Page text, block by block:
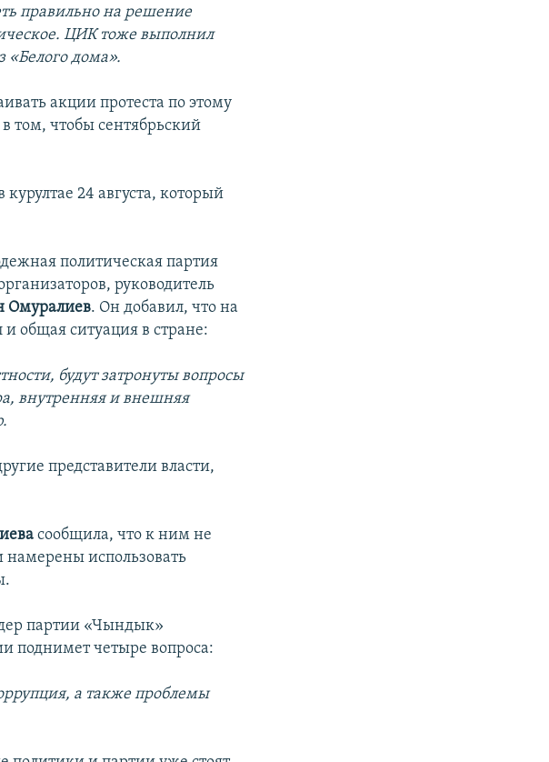
правильно на решение
ЦИК тоже выполнил
«Белого дома».
акции протеста по этому
том, чтобы сентябрьский
24 августа, который
политическая партия
руководитель
Омуралиев. Он добавил, что на
и общая ситуация в стране:
будут затронуты вопросы
внутренняя и внешняя
представители власти,
сообщила, что к ним не
использовать
партии «Чындык»
поднимет четыре вопроса:
а также проблемы